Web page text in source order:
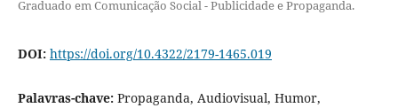
Graduado em Comunicação Social - Publicidade e Propaganda.
DOI: https://doi.org/10.4322/2179-1465.019
Palavras-chave: Propaganda, Audiovisual, Humor,